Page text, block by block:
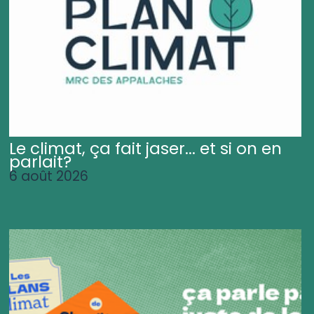
Le climat, ça fait jaser... et si on en
parlait?
6 août 2026